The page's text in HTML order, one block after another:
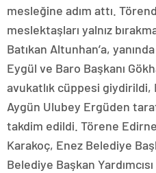
mesleğine adım attı.
meslektaşları yalnız
Batıkan Altunhan’a,
Eygül ve Baro Başkanı
avukatlık cüppesi giydirildi,
Aygün Ulubey Ergüden
takdim edildi. Törene
Karakoç, Enez Belediye
Belediye Başkan